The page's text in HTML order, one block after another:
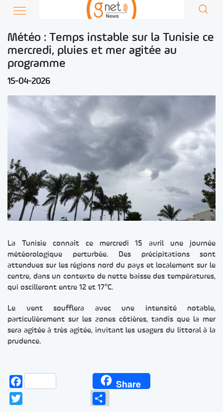
Météo : Temps instable sur la Tunisie ce
mercredi, pluies et mer agitée au
programme
15-04-2026
La Tunisie connaît ce mercredi 15 avril une journée
météorologique perturbée. Des précipitations sont
attendues sur les régions nord du pays et localement sur le
centre, dans un contexte de nette baisse des températures,
qui oscilleront entre 12 et 17°C.
Le vent soufflera avec une intensité notable,
particulièrement sur les zones côtières, tandis que la mer
sera agitée à très agitée, invitant les usagers du littoral à la
prudence.
Facebook Share